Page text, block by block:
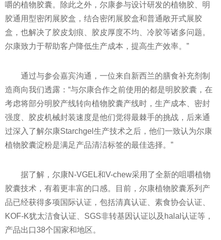
嚼的植物胶囊。除此之外，尔康参与设计研发的植物胶、明
胶通用型密闭展胶盒，结合密闭展胶盒和普通敞开式展胶
盒，也解决了胶皮划痕、胶皮厚度不均、冷胶等诸多问题。
尔康致力于帮助客户降低生产成本，提高生产效率。”
通过与参会嘉宾沟通，一位来自新西兰的膳食补充剂制
造商向我们透露：“与尔康合作之前使用的都是明胶胶囊，在
考虑将部分明胶产线转向植物胶囊产线时，生产成本、密封
强度、胶皮机械封装速度是他们觉得最棘手的挑战，后来通
过深入了解尔康Starchgel生产技术之后，他们一致认为尔康
植物胶囊淀粉是满足产品清洁标签的最佳选择。”
据了解，尔康N-VGEL和V-chew采用了全新的咀嚼植物
胶囊技术，有着更丰富的口感。目前，尔康植物胶囊系列产
品已经获得多项国际认证，包括清真认证、素食协会认证、
KOF-K犹太洁食认证、SGS非转基因认证以及halal认证等，
产品出口38个国家和地区。